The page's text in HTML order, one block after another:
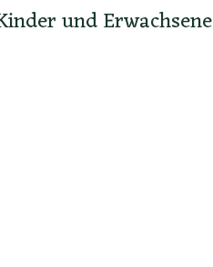
und Erwachsene